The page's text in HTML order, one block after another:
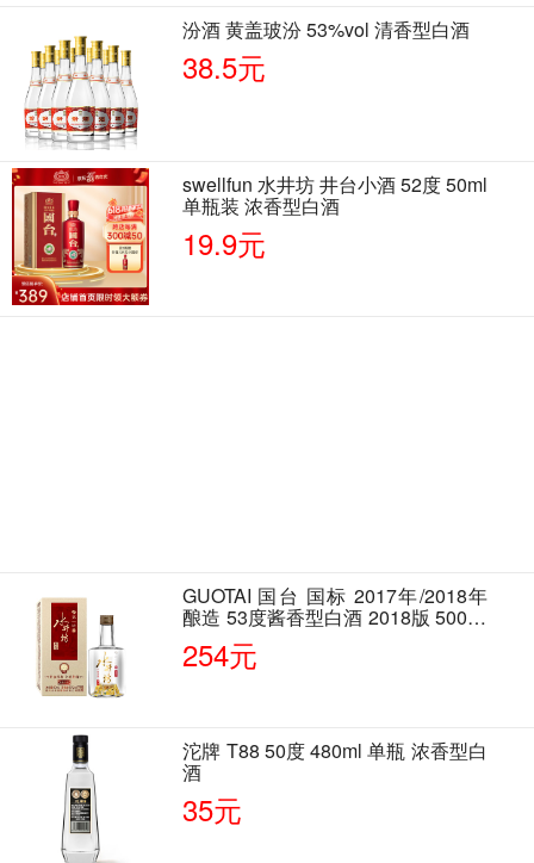
汾酒 黄盖玻汾 53%vol 清香型白酒
38.5元
swellfun 水井坊 井台小酒 52度 50ml
单瓶装 浓香型白酒
19.9元
GUOTAI 国台 国标 2017年/2018年
酿造 53度酱香型白酒 2018版 500ml
单瓶装
254元
沱牌 T88 50度 480ml 单瓶 浓香型白
酒
35元